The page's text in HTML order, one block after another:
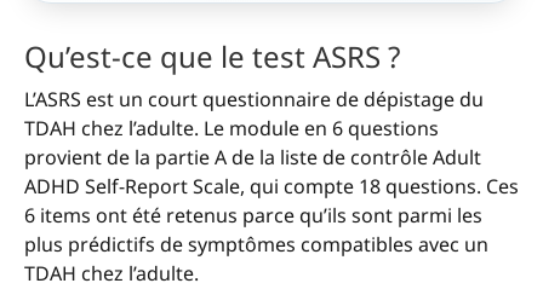
Qu’est-ce que le test ASRS ?
L’ASRS est un court questionnaire de dépistage du
TDAH chez l’adulte. Le module en 6 questions
provient de la partie A de la liste de contrôle Adult
ADHD Self-Report Scale, qui compte 18 questions. Ces
6 items ont été retenus parce qu’ils sont parmi les
plus prédictifs de symptômes compatibles avec un
TDAH chez l’adulte.